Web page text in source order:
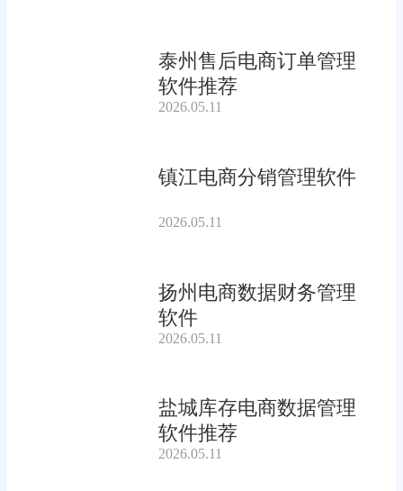
泰州售后电商订单管理
软件推荐
2026.05.11
镇江电商分销管理软件
2026.05.11
扬州电商数据财务管理
软件
2026.05.11
盐城库存电商数据管理
软件推荐
2026.05.11